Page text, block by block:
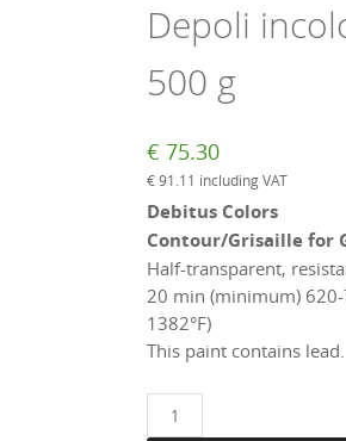
Depoli
500 g
€ 75.30
€91.11 including VAT
Debitus Colors
Contour/Grisaille for
Half-transparent,
20 min (minimum) 620-
1382°F)
This paint contains lead.
Depoli
incolore